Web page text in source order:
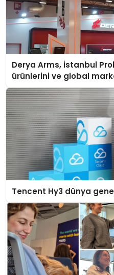
Derya Arms, İstanbul
ürünlerini ve global
Tencent Hy3 dünya